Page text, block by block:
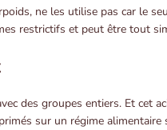
ne les utilise pas car le
restrictifs et peut être tout
des groupes entiers. Et cet
sur un régime